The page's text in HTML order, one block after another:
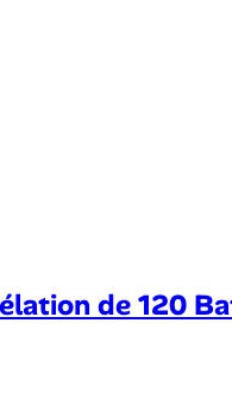
de 120